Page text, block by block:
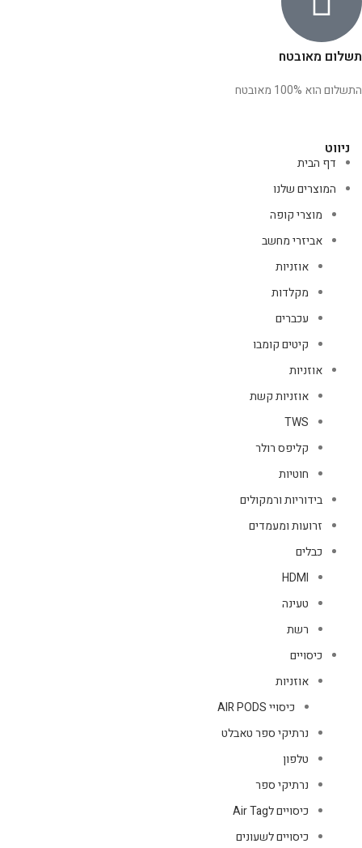
תשלום מאובטח
התשלום הוא 100% מאובטח
ניווט
דף הבית
המוצרים שלנו
מוצרי קופה
אביזרי מחשב
אוזניות
מקלדות
עכברים
קיטים קומבו
אוזניות
אוזניות קשת
TWS
קליפס רולר
חוטיות
בידוריות ורמקולים
זרועות ומעמדים
כבלים
HDMI
טעינה
רשת
כיסויים
אוזניות
כיסויי AIR PODS
נרתיקי ספר טאבלט
טלפון
נרתיקי ספר
כיסויים לAir Tag
כיסויים לשעונים